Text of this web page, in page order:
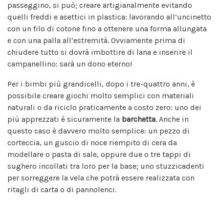
passeggino, si può; creare artigianalmente evitando
quelli freddi e asettici in plastica: lavorando all’uncinetto
con un filo di cotone fino a ottenere una forma allungata
e con una palla all’estremità. Ovviamente prima di
chiudere tutto si dovrà imbottire di lana e inserire il
campanellino: sarà un dono eterno!
Per i bimbi più grandicelli, dopo i tre-quattro anni, è
possibile creare giochi molto semplici con materiali
naturali o da riciclo praticamente a costo zero: uno dei
più apprezzati è sicuramente la barchetta. Anche in
questo caso è davvero molto semplice: un pezzo di
corteccia, un guscio di noce riempito di cera da
modellare o pasta di sale, oppure due o tre tappi di
sughero incollati tra loro per la base; uno stuzzicadenti
per sorreggere la vela che potrà essere realizzata con
ritagli di carta o di pannolenci.